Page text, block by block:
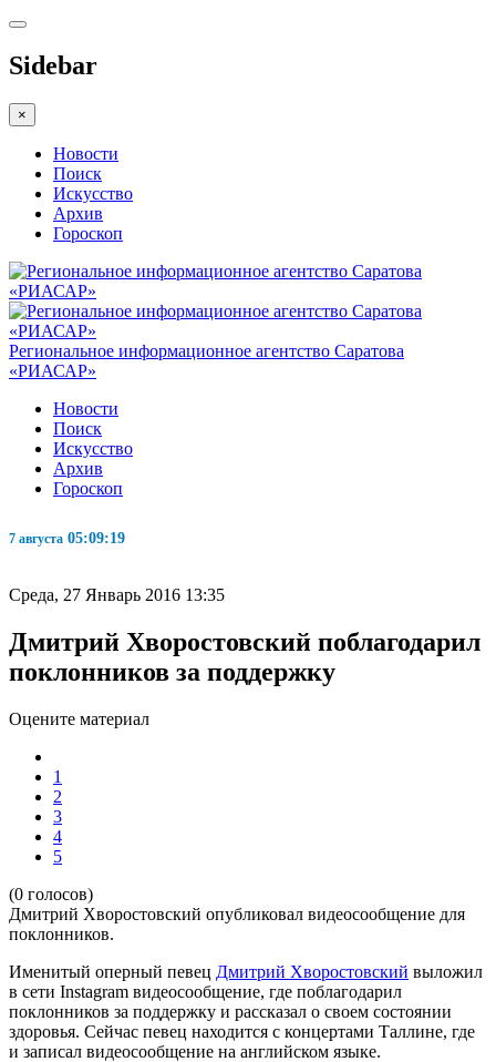
Sidebar
×
Новости
Поиск
Искусство
Архив
Гороскоп
Региональное информационное агентство Саратова
«РИАСАР»
Новости
Поиск
Искусство
Архив
Гороскоп
7 августа 05:09:19
Среда, 27 Январь 2016 13:35
Дмитрий Хворостовский поблагодарил
поклонников за поддержку
Оцените материал
1
2
3
4
5
(0 голосов)
Дмитрий Хворостовский опубликовал видеосообщение для
поклонников.
Именитый оперный певец Дмитрий Хворостовский выложил
в сети Instagram видеосообщение, где поблагодарил
поклонников за поддержку и рассказал о своем состоянии
здоровья. Сейчас певец находится с концертами Таллине, где
и записал видеосообщение на английском языке.